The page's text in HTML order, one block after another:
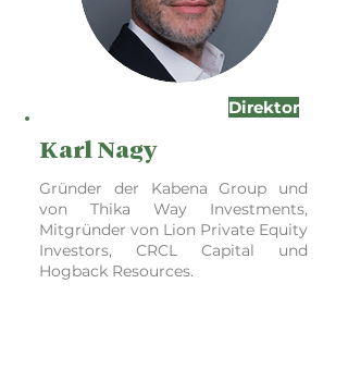
Direktor
Karl Nagy
Gründer der Kabena Group und
von Thika Way Investments,
Mitgründer von Lion Private Equity
Investors, CRCL Capital und
Hogback Resources.